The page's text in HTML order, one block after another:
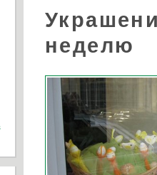
неделю